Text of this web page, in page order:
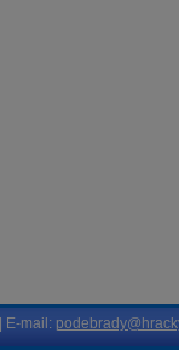
| E-mail: